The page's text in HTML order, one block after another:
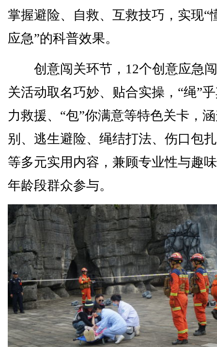
掌握避险、自救、互救技巧，实现“
应急”的科普效果。
创意闯关环节，12个创意应急闯
关活动取名巧妙、贴合实操，“绳”
力救援、“包”你满意等特色关卡，
别、逃生避险、绳结打法、伤口包
等多元实用内容，兼顾专业性与趣
年龄段群众参与。